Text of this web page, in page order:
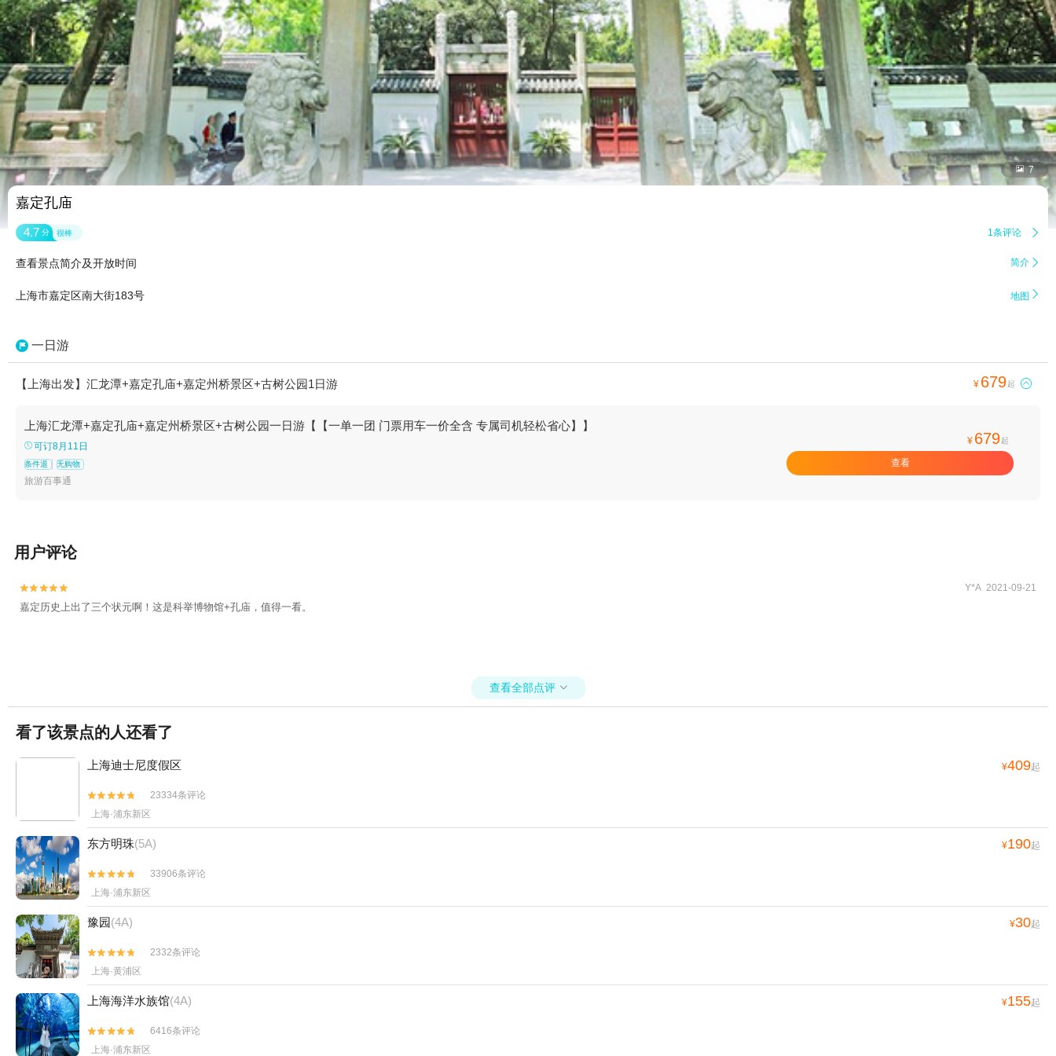
 7
嘉定孔庙
4.7 分 很棒 1条评论 
查看景点简介及开放时间 简介 
上海市嘉定区南大街183号 地图 
一日游
【上海出发】汇龙潭+嘉定孔庙+嘉定州桥景区+古树公园1日游 ¥ 679起 
上海汇龙潭+嘉定孔庙+嘉定州桥景区+古树公园一日游【【一单一团 门票用车一价全含 专属司机轻松省心】】
可订8月11日
条件退 无购物
旅游百事通
¥ 679起
查看
用户评论

 Y*A 2021-09-21
嘉定历史上出了三个状元啊！这是科举博物馆+孔庙，值得一看。
查看全部点评 
看了该景点的人还看了
上海迪士尼度假区 ¥409起


23334条评论
上海·浦东新区
东方明珠(5A) ¥190起


33906条评论
上海·浦东新区
豫园(4A) ¥30起


2332条评论
上海·黄浦区
上海海洋水族馆(4A) ¥155起


6416条评论
上海·浦东新区